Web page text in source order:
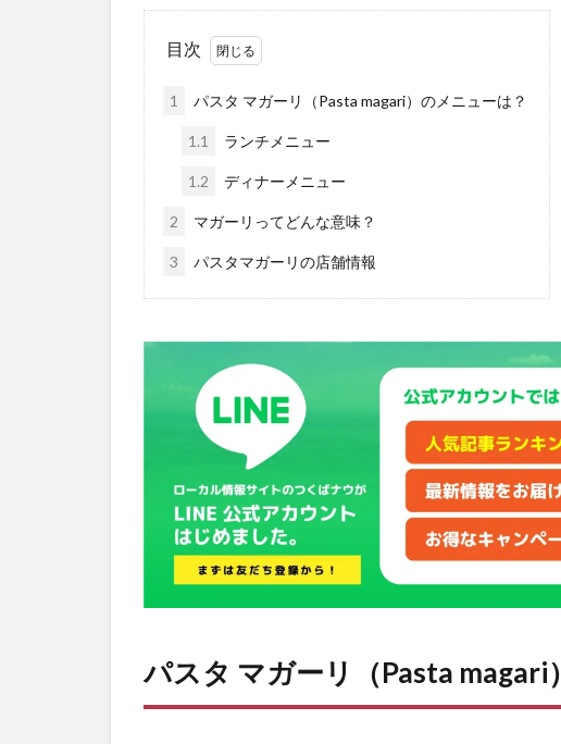
目次
1 パスタ マガーリ（Pasta magari）のメニューは？
1.1 ランチメニュー
1.2 ディナーメニュー
2 マガーリってどんな意味？
3 パスタマガーリの店舗情報
パスタ マガーリ（Pasta magari）